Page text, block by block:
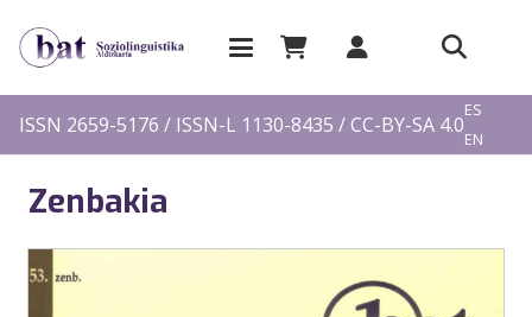
ISSN 2659-5176 / ISSN-L 1130-8435 / CC-BY-SA 4.0
ES
EN
Zenbakia